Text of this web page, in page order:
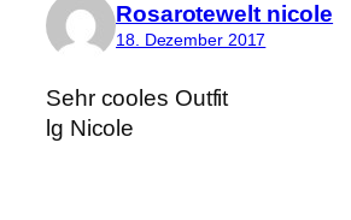
Rosarotewelt nicole
18. Dezember 2017
Sehr cooles Outfit
lg Nicole